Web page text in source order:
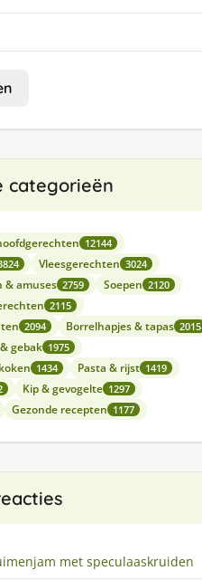
categorieën
12144
Vleesgerechten 3024
& amuses 2759 Soepen 2120
2115
2094 Borrelhapjes & tapas 2015
gebak 1975
1434 Pasta & rijst 1419
Kip & gevogelte 1297
Gezonde recepten 1177
met speculaaskruiden